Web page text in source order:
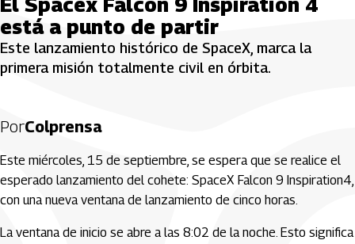
El Spacex Falcon 9 Inspiration 4
está a punto de partir
Este lanzamiento histórico de SpaceX, marca la
primera misión totalmente civil en órbita.
PorColprensa
Este miércoles, 15 de septiembre, se espera que se realice el
esperado lanzamiento del cohete: SpaceX Falcon 9 Inspiration4,
con una nueva ventana de lanzamiento de cinco horas.
La ventana de inicio se abre a las 8:02 de la noche. Esto significa